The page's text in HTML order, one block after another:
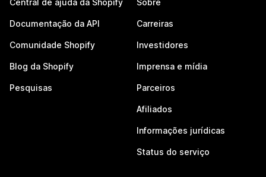
Central de ajuda da Shopify
Documentação da API
Comunidade Shopify
Blog da Shopify
Pesquisas
Sobre
Carreiras
Investidores
Imprensa e mídia
Parceiros
Afiliados
Informações jurídicas
Status do serviço